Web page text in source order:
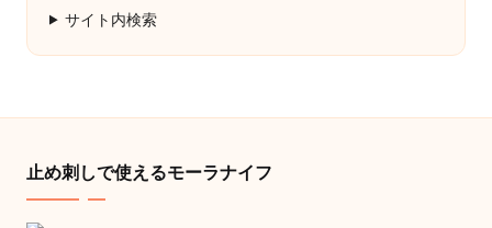
サイト内検索
止め刺しで使えるモーラナイフ